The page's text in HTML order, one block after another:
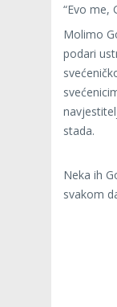
“Evo me,
Molimo
podari
stada.
Neka ih
svakom